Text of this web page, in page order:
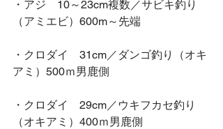
・アジ　10～23cm複数／サビキ釣り
（アミエビ）600m～先端
・クロダイ　31cm／ダンゴ釣り（オキ
アミ）500ｍ男鹿側
・クロダイ　29cm／ウキフカセ釣り
（オキアミ）400ｍ男鹿側